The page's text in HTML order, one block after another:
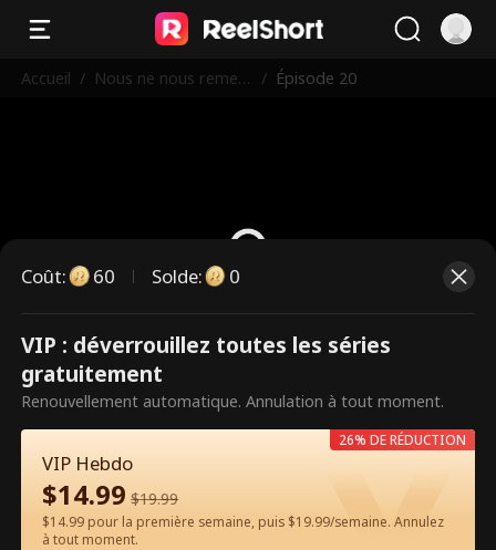
Accueil / Nous ne nous remett
/ Épisode 20
Ce sont des épisodes payants.
Débloquez pour regarder.
Regarder gratuitement sur l'App
Coût: 60 Solde: 0
VIP : déverrouillez toutes les séries
gratuitement
Renouvellement automatique. Annulation à tout moment.
VIP Hebdo
$14.99 $19.99
$14.99 pour la première semaine, puis $19.99/semaine. Annulez
à tout moment.
26% DE RÉDUCTION